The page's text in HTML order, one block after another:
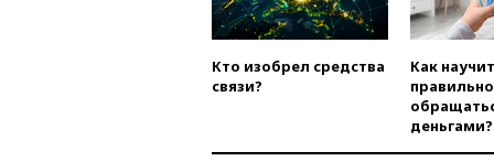
Кто изобрел средства
связи?
Как
правильно
деньгами?